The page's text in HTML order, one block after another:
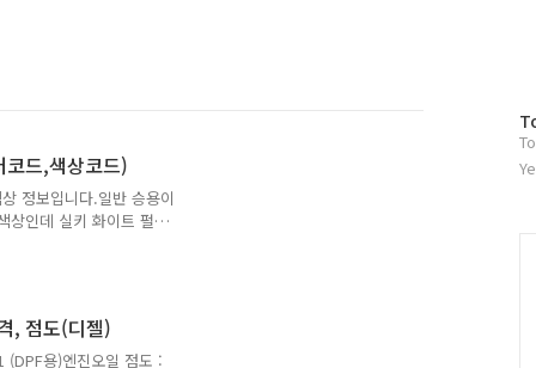
드,색상코드)
정보입니다.일반 승용이
상인데 실키 화이트 펄
수 있네요...렉스턴스포
이트, WAA실키 화이트
동차
, 점도(디젤)
용)엔진오일 점도 :
방
문
자